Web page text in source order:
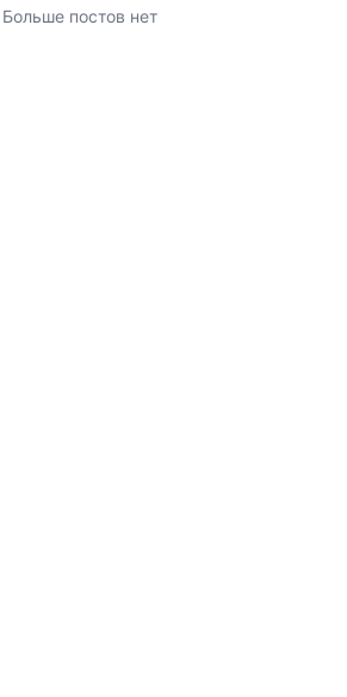
Больше постов нет